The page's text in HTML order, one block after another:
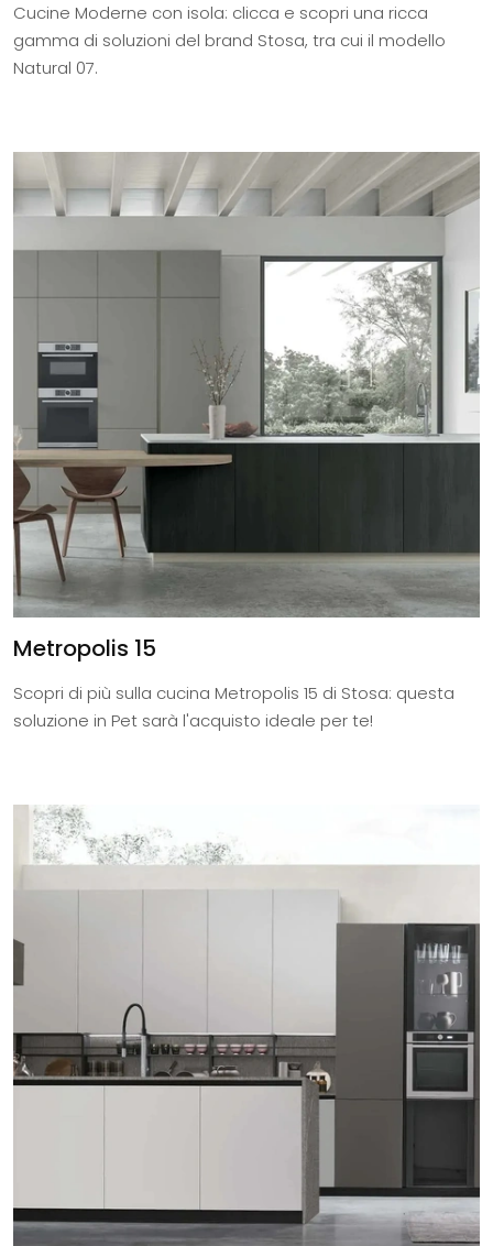
Cucine Moderne con isola: clicca e scopri una ricca
gamma di soluzioni del brand Stosa, tra cui il modello
Natural 07.
Metropolis 15
Scopri di più sulla cucina Metropolis 15 di Stosa: questa
soluzione in Pet sarà l'acquisto ideale per te!